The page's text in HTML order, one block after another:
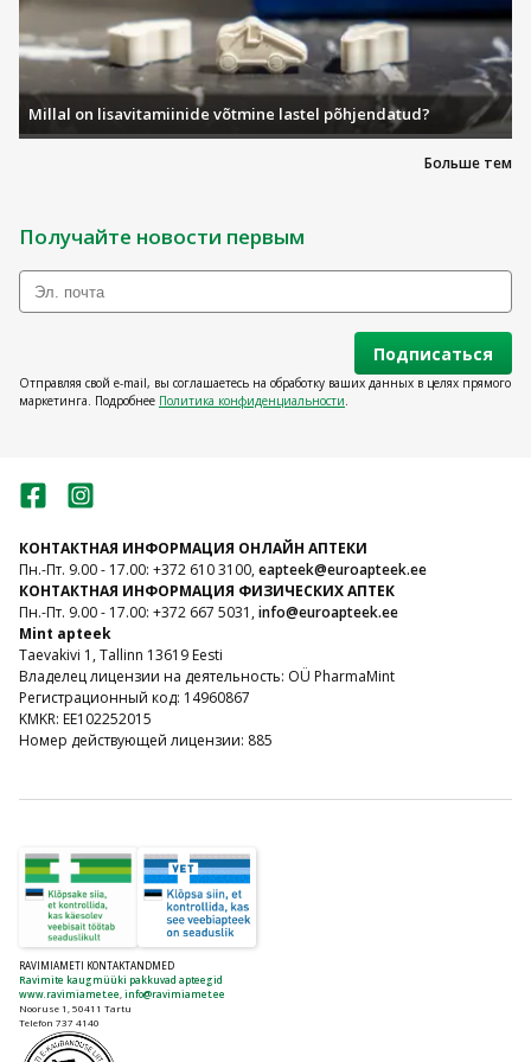
potentsiaalset ohtu patsiendile või kasutajale.
See võib viia saastumiseni ja/või seadme
funktsionaalse võimekuse häirumiseni. Seadme
saastumine või funktsiooni häirumine võib
tekitada patsiendile kahjustusi, haigestumist või
surma.
Больше тем
Millal on lisavitamiinide võtmine lastel põhjendatud?
Получайте новости первым
Подписаться
Отправляя свой e-mail, вы соглашаетесь на обработку ваших данных в целях прямого
маркетинга. Подробнее Политика конфиденциальности.
КОНТАКТНАЯ ИНФОРМАЦИЯ ОНЛАЙН АПТЕКИ
Пн.-Пт. 9.00 - 17.00: +372 610 3100,eapteek@euroapteek.ee
КОНТАКТНАЯ ИНФОРМАЦИЯ ФИЗИЧЕСКИХ АПТЕК
Пн.-Пт. 9.00 - 17.00: +372 667 5031,info@euroapteek.ee
Mint apteek
Taevakivi 1, Tallinn 13619 Eesti
Владелец лицензии на деятельность: OÜ PharmaMint
Регистрационный код: 14960867
KMKR: EE102252015
Номер действующей лицензии: 885
RAVIMIAMETI KONTAKTANDMED
Ravimite kaugmüüki pakkuvad apteegid
www.ravimiamet.ee info@ravimiamet.ee
Nooruse 1, 50411 Tartu
Telefon 737 4140